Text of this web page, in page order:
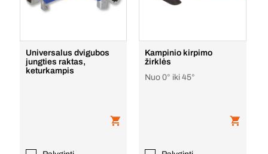
Universalus dvigubos
jungties raktas,
keturkampis
Kampinio kirpimo
žirklės
Nuo 0° iki 45°